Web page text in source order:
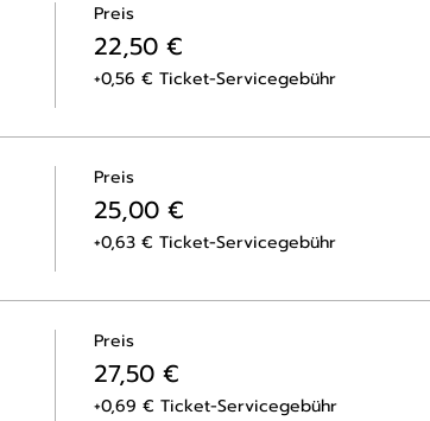
Preis
22,50 €
+0,56 € Ticket-Servicegebühr
Preis
25,00 €
+0,63 € Ticket-Servicegebühr
Preis
27,50 €
+0,69 € Ticket-Servicegebühr